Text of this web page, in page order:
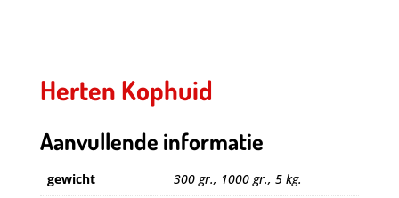
Herten Kophuid
Aanvullende informatie
gewicht 300 gr., 1000 gr., 5 kg.